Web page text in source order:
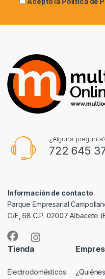
¿Alguna
722 645
Información de contacto
Parque Empresarial
C/E, 68 C.P. 02007 Albacete
Tienda
Electrodomésticos